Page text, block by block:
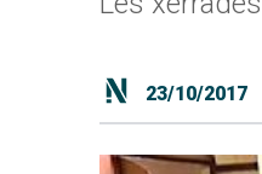
23/10/2017